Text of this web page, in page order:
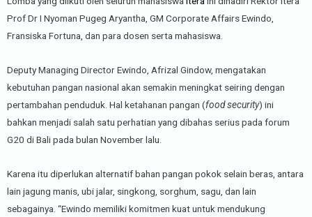
Prof Dr I Nyoman Pugeg Aryantha, GM Corporate Affairs Ewindo,
Fransiska Fortuna, dan para dosen serta mahasiswa.
Deputy Managing Director Ewindo, Afrizal Gindow, mengatakan
kebutuhan pangan nasional akan semakin meningkat seiring dengan
pertambahan penduduk. Hal ketahanan pangan (food security) ini
bahkan menjadi salah satu perhatian yang dibahas serius pada forum
G20 di Bali pada bulan November lalu.
Karena itu diperlukan alternatif bahan pangan pokok selain beras, antara
lain jagung manis, ubi jalar, singkong, sorghum, sagu, dan lain
sebagainya. “Ewindo memiliki komitmen kuat untuk mendukung